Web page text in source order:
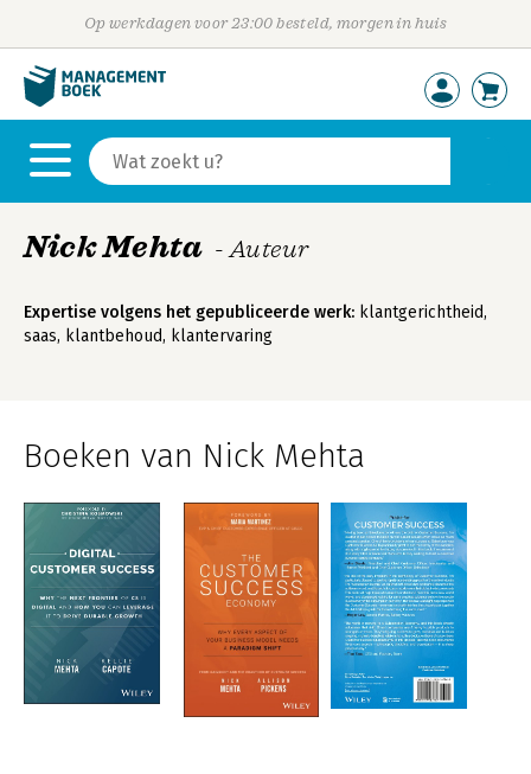
Op werkdagen voor 23:00 besteld, morgen in huis
Nick Mehta - Auteur
Expertise volgens het gepubliceerde werk: klantgerichtheid,
saas, klantbehoud, klantervaring
Boeken van Nick Mehta